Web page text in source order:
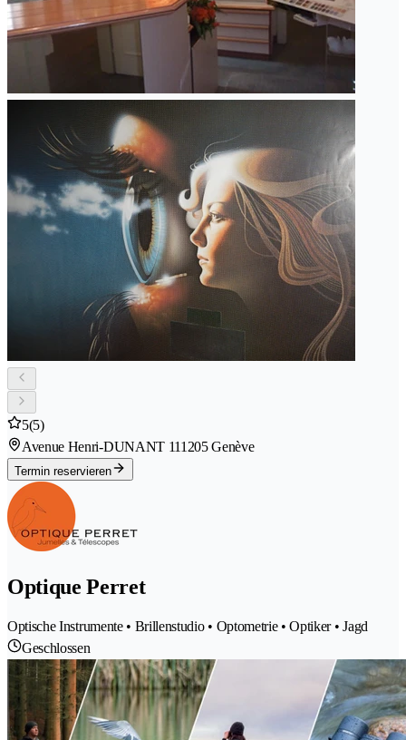
5(5)
Avenue Henri-DUNANT 111205 Genève
Termin reservieren
Optique Perret
Optische Instrumente • Brillenstudio • Optometrie • Optiker • Jagd
Geschlossen